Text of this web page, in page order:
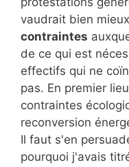
vaudrait bien
contraintes
de ce qui est
effectifs qui ne
pas. En premier
contraintes
reconversion
Il faut s'en
pourquoi j'avais